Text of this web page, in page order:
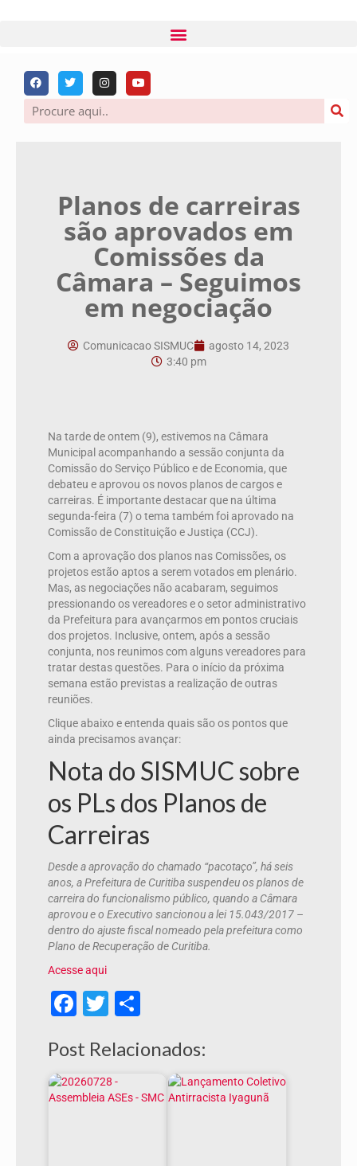
Planos de carreiras
são aprovados em
Comissões da
Câmara – Seguimos
em negociação
Comunicacao SISMUC
agosto 14, 2023
3:40 pm
Na tarde de ontem (9), estivemos na Câmara
Municipal acompanhando a sessão conjunta da
Comissão do Serviço Público e de Economia, que
debateu e aprovou os novos planos de cargos e
carreiras. É importante destacar que na última
segunda-feira (7) o tema também foi aprovado na
Comissão de Constituição e Justiça (CCJ).
Com a aprovação dos planos nas Comissões, os
projetos estão aptos a serem votados em plenário.
Mas, as negociações não acabaram, seguimos
pressionando os vereadores e o setor administrativo
da Prefeitura para avançarmos em pontos cruciais
dos projetos. Inclusive, ontem, após a sessão
conjunta, nos reunimos com alguns vereadores para
tratar destas questões. Para o início da próxima
semana estão previstas a realização de outras
reuniões.
Clique abaixo e entenda quais são os pontos que
ainda precisamos avançar:
Nota do SISMUC sobre
os PLs dos Planos de
Carreiras
Desde a aprovação do chamado “pacotaço”, há seis
anos, a Prefeitura de Curitiba suspendeu os planos de
carreira do funcionalismo público, quando a Câmara
aprovou e o Executivo sancionou a lei 15.043/2017 –
dentro do ajuste fiscal nomeado pela prefeitura como
Plano de Recuperação de Curitiba.
Acesse aqui
Facebook
Twitter
Post Relacionados: